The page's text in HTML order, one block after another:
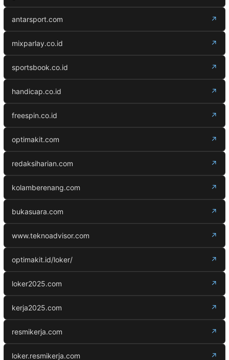
antarsport.com ↗
mixparlay.co.id ↗
sportsbook.co.id ↗
handicap.co.id ↗
freespin.co.id ↗
optimakit.com ↗
redaksiharian.com ↗
kolamberenang.com ↗
bukasuara.com ↗
www.teknoadvisor.com ↗
optimakit.id/loker/ ↗
loker2025.com ↗
kerja2025.com ↗
resmikerja.com ↗
loker.resmikerja.com ↗